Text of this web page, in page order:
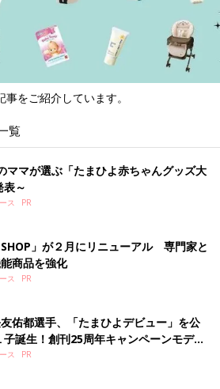
事をご紹介しています。
覧
ママが選ぶ「たまひよ赤ちゃんグッズ大
～
ス
SHOP」が２月にリニューアル 専門家と
商品を強化
ス
佑都選手、「たまひよデビュー」を公
誕生！創刊25周年キャンペーンモデル
ス